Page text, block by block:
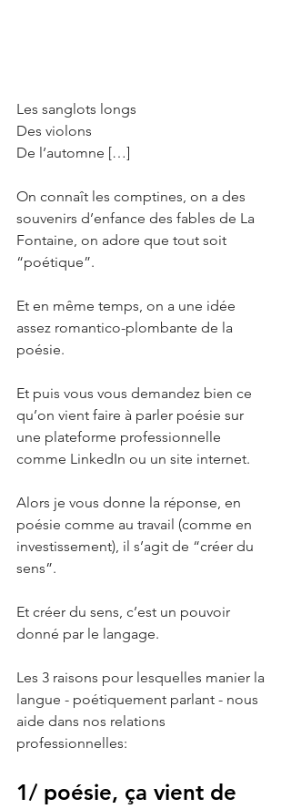
Les sanglots longs
Des violons
De l’automne […]
On connaît les comptines, on a des
souvenirs d’enfance des fables de La
Fontaine, on adore que tout soit
“poétique”.
Et en même temps, on a une idée
assez romantico-plombante de la
poésie.
Et puis vous vous demandez bien ce
qu’on vient faire à parler poésie sur
une plateforme professionnelle
comme LinkedIn ou un site internet.
Alors je vous donne la réponse, en
poésie comme au travail (comme en
investissement), il s’agit de “créer du
sens”.
Et créer du sens, c’est un pouvoir
donné par le langage.
Les 3 raisons pour lesquelles manier la
langue - poétiquement parlant - nous
aide dans nos relations
professionnelles:
1/ poésie, ça vient de